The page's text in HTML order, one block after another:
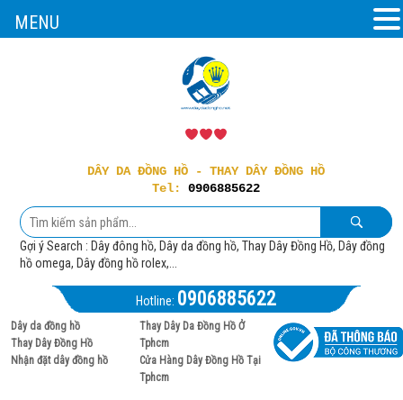
DÂY DA ĐỒNG HỒ - THAY DÂY ĐỒNG HỒ
Tel: 0906885622
Gợi ý Search : Dây đông hồ, Dây da đồng hồ, Thay Dây Đồng Hồ, Dây đồng
hồ omega, Dây đồng hồ rolex,...
Hotline: 0906885622
Dây da đồng hồ
Thay Dây Đồng Hồ
Nhận đặt dây đồng hồ
Thay Dây Da Đồng Hồ Ở
Tphcm
Cửa Hàng Dây Đồng Hồ Tại
Tphcm
MENU